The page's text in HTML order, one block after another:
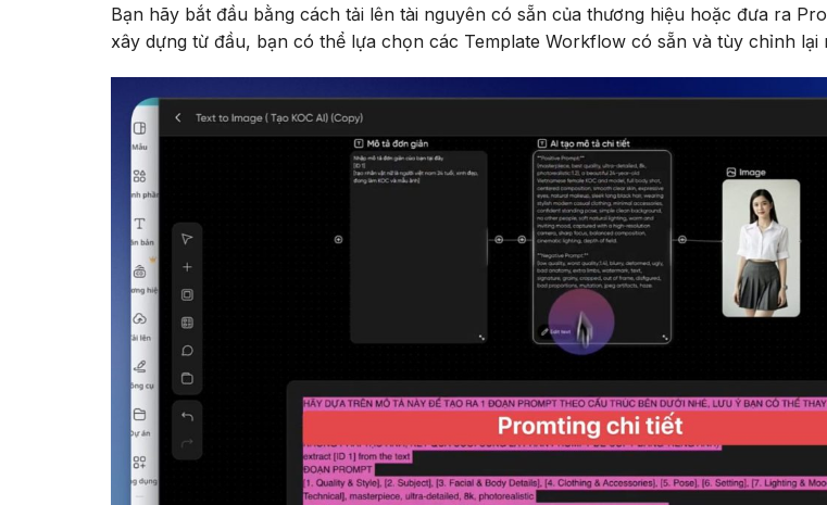
Bạn hãy bắt đầu bằng cách tải lên tài nguyên có sẵn của thương hiệu hoặc đưa ra
xây dựng từ đầu, bạn có thể lựa chọn các Template Workflow có sẵn và tùy chỉnh lại